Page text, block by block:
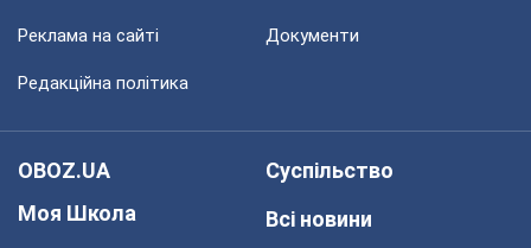
Реклама на сайті Документи
Редакційна політика
OBOZ.UA
Моя Школа
Суспільство
Всі новини